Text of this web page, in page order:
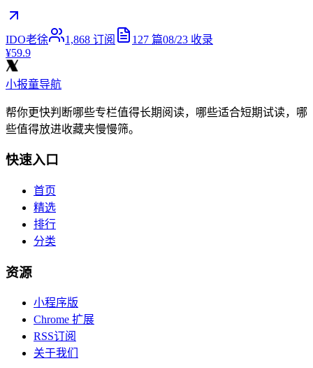
IDO老徐 1,868 订阅 127 篇08/23 收录
¥59.9
小报童导航
帮你更快判断哪些专栏值得长期阅读，哪些适合短期试读，哪
些值得放进收藏夹慢慢筛。
快速入口
首页
精选
排行
分类
资源
小程序版
Chrome 扩展
RSS订阅
关于我们